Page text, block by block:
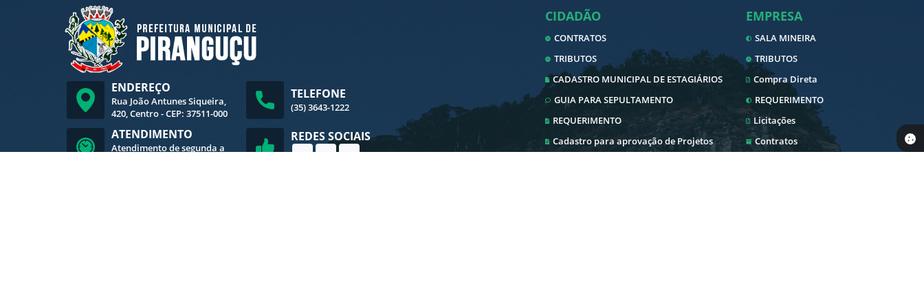
ENDEREÇO
Rua João Antunes Siqueira,
420, Centro - CEP: 37511-000
TELEFONE
(35) 3643-1222
ATENDIMENTO
Atendimento de segunda a
REDES SOCIAIS
CIDADÃO
CONTRATOS
TRIBUTOS
CADASTRO MUNICIPAL DE ESTAGIÁRIOS
GUIA PARA SEPULTAMENTO
REQUERIMENTO
Cadastro para aprovação de Projetos
EMPRESA
SALA MINEIRA
TRIBUTOS
Compra Direta
REQUERIMENTO
Licitações
Contratos